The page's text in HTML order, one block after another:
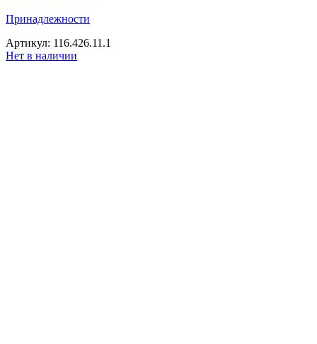
Принадлежности
Артикул: 116.426.11.1
Нет в наличии